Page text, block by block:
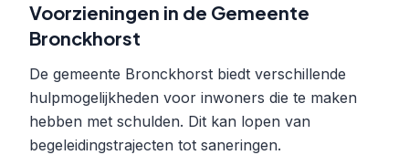
Voorzieningen in de Gemeente
Bronckhorst
De gemeente Bronckhorst biedt verschillende
hulpmogelijkheden voor inwoners die te maken
hebben met schulden. Dit kan lopen van
begeleidingstrajecten tot saneringen.